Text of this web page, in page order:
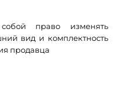
право изменять
вид и комплектность
продавца